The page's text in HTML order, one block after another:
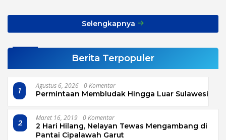
Selengkapnya
Berita Terpopuler
1
Agustus 6, 2026 0 Komentar
Permintaan Membludak Hingga Luar Sulawesi
2
Maret 16, 2019 0 Komentar
2 Hari Hilang, Nelayan Tewas Mengambang di
Pantai Cipalawah Garut